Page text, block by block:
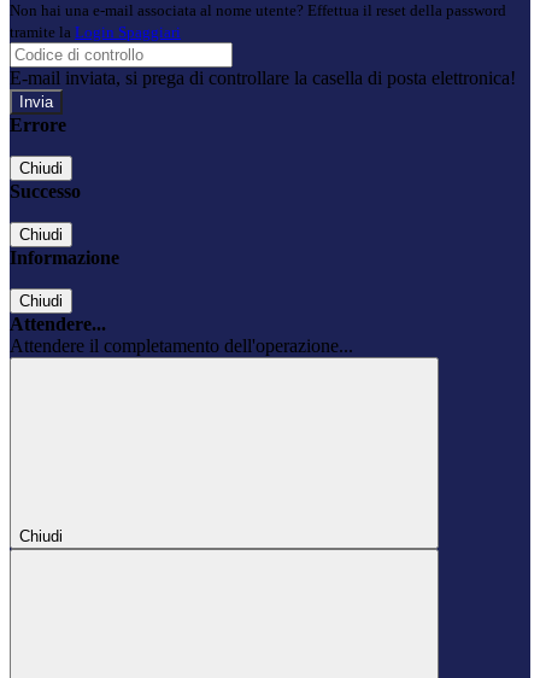
Non hai una e-mail associata al nome utente? Effettua il reset della password
tramite la Login Spaggiari
E-mail inviata, si prega di controllare la casella di posta elettronica!
Errore
Chiudi
Successo
Chiudi
Informazione
Chiudi
Attendere...
Attendere il completamento dell'operazione...
Chiudi